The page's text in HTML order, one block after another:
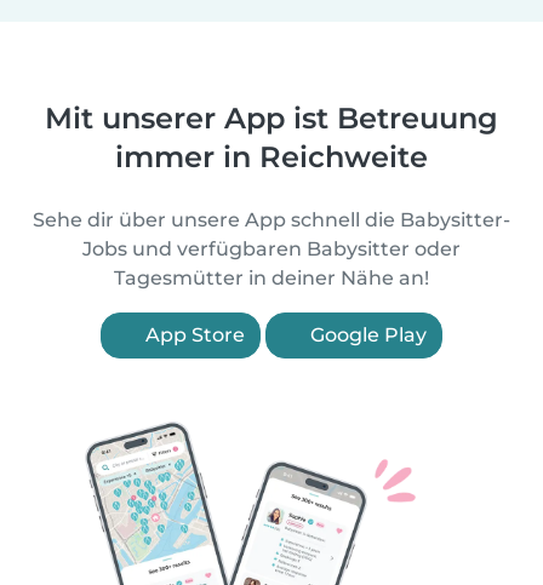
Mit unserer App ist Betreuung
immer in Reichweite
Sehe dir über unsere App schnell die Babysitter-
Jobs und verfügbaren Babysitter oder
Tagesmütter in deiner Nähe an!
App Store Google Play